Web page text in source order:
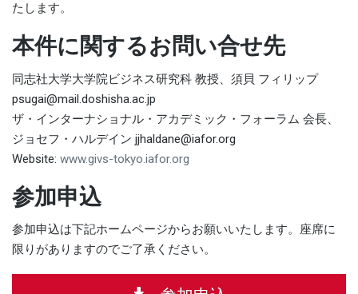
たします。
本件に関するお問い合せ先
同志社大学大学院ビジネス研究科 教授、須貝 フィリップ
psugai@mail.doshisha.ac.jp
ザ・インターナショナル・アカデミック・フォーラム 会長、
ジョセフ・ハルデイン jjhaldane@iafor.org
Website: www.givs-tokyo.iafor.org
参加申込
参加申込は下記ホームページからお願いいたします。座席に
限りがありますのでご了承ください。